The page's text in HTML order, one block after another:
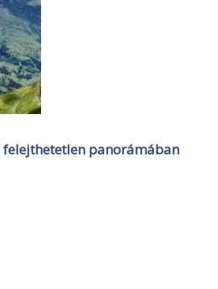
panorámában